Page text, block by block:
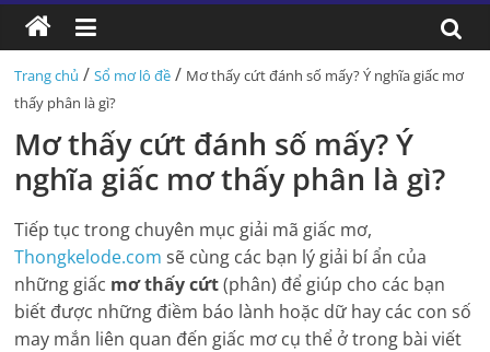
Trang chủ /Sổ mơ lô đề / Mơ thấy cứt đánh số mấy? Ý nghĩa giấc mơ
thấy phân là gì?
Mơ thấy cứt đánh số mấy? Ý
nghĩa giấc mơ thấy phân là gì?
Tiếp tục trong chuyên mục giải mã giấc mơ,
Thongkelode.com sẽ cùng các bạn lý giải bí ẩn của
những giấc mơ thấy cứt(phân) để giúp cho các bạn
biết được những điềm báo lành hoặc dữ hay các con số
may mắn liên quan đến giấc mơ cụ thể ở trong bài viết